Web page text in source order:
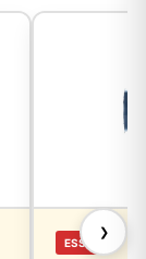
ESSVE
❯